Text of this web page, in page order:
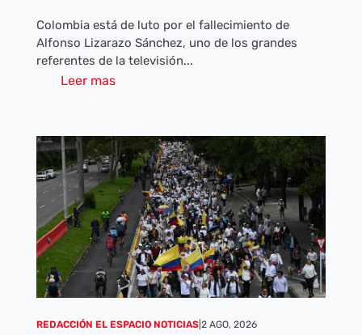
Colombia está de luto por el fallecimiento de
Alfonso Lizarazo Sánchez, uno de los grandes
referentes de la televisión...
Leer mas
REDACCIÓN EL ESPACIO NOTICIAS| 2 AGO, 2026